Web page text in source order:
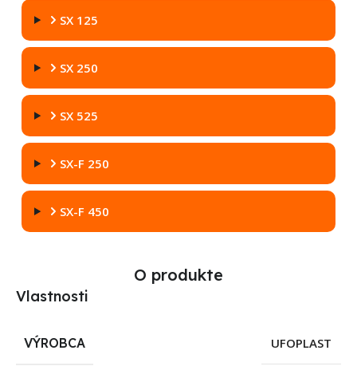
SX 125
SX 250
SX 525
SX-F 250
SX-F 450
O produkte
Vlastnosti
VÝROBCA UFOPLAST